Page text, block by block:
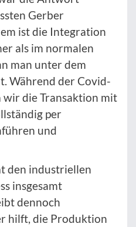
Gerber
ist die Integration
als im normalen
man unter dem
Während der Covid-
wir die Transaktion mit
per
und
den industriellen
insgesamt
dennoch
hilft, die Produktion